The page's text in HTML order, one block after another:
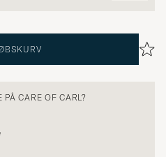
CARE OF CARL?